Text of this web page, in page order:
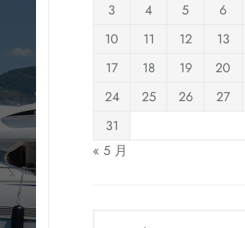
3
4 5 6
10
11 12 13
17
18 19 20
24
25 26 27
31
« 5 月